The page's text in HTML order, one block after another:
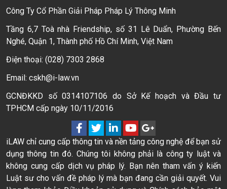
Công Ty Cổ Phần Giải Pháp Pháp Lý Thông Minh
Tầng 6,7 Toà nhà Friendship, số 31 Lê Duẩn, Phường Bến
Nghé, Quận 1, Thành phố Hồ Chí Minh, Việt Nam
Điện thoại: (028) 7303 2868
Email: cskh@i-law.vn
GCNĐKKD số 0314107106 do Sở Kế hoạch và Đầu tư
TPHCM cấp ngày 10/11/2016
iLAW chỉ cung cấp thông tin và nền tảng công nghệ để bạn sử
dụng thông tin đó. Chúng tôi không phải là công ty luật và
không cung cấp dịch vụ pháp lý. Bạn nên tham vấn ý kiến
Luật sư cho vấn đề pháp lý mà bạn đang cần giải quyết. Vui